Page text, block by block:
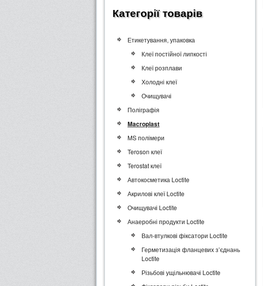
Категорії товарів
Етикетування, упаковка
Клеї постійної липкості
Клеї розплави
Холодні клеї
Очищувачі
Поліграфія
Macroplast
MS полімери
Teroson клеї
Terostat клеї
Автокосметика Loctite
Акрилові клеї Loctite
Очищувачі Loctite
Анаеробні продукти Loctite
Вал-втулкові фіксатори Loctite
Герметизація фланцевих з’єднань
Loctite
Різьбові ущільнювачі Loctite